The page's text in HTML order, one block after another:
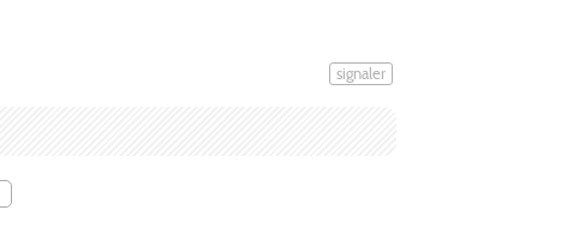
signaler